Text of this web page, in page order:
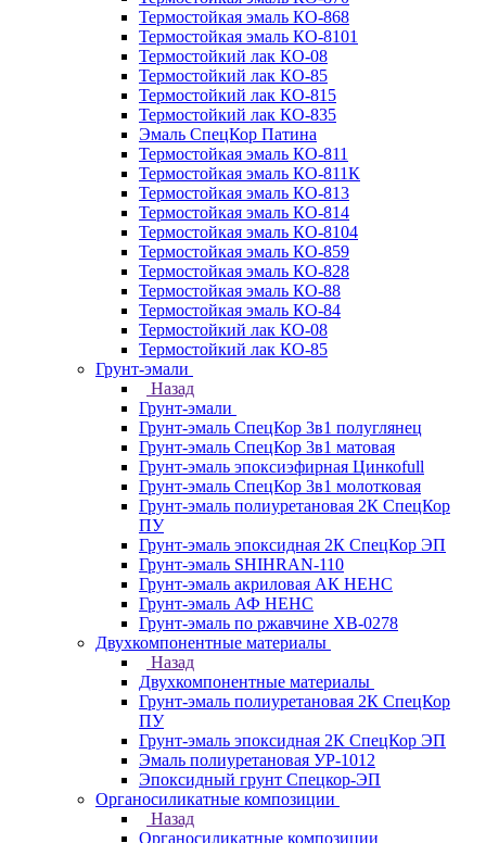
Термостойкая эмаль КО-868
Термостойкая эмаль КО-8101
Термостойкий лак КО-08
Термостойкий лак КО-85
Термостойкий лак КО-815
Термостойкий лак КО-835
Эмаль СпецКор Патина
Термостойкая эмаль КО-811
Термостойкая эмаль КО-811К
Термостойкая эмаль КО-813
Термостойкая эмаль КО-814
Термостойкая эмаль КО-8104
Термостойкая эмаль КО-859
Термостойкая эмаль КО-828
Термостойкая эмаль КО-88
Термостойкая эмаль КО-84
Термостойкий лак КО-08
Термостойкий лак КО-85
Грунт-эмали
Назад
Грунт-эмали
Грунт-эмаль СпецКор 3в1 полуглянец
Грунт-эмаль СпецКор 3в1 матовая
Грунт-эмаль эпоксиэфирная Цинкоfull
Грунт-эмаль СпецКор 3в1 молотковая
Грунт-эмаль полиуретановая 2К СпецКор
ПУ
Грунт-эмаль эпоксидная 2К СпецКор ЭП
Грунт-эмаль SHIHRAN-110
Грунт-эмаль акриловая АК НЕНС
Грунт-эмаль АФ НЕНС
Грунт-эмаль по ржавчине ХВ-0278
Двухкомпонентные материалы
Назад
Двухкомпонентные материалы
Грунт-эмаль полиуретановая 2К СпецКор
ПУ
Грунт-эмаль эпоксидная 2К СпецКор ЭП
Эмаль полиуретановая УР-1012
Эпоксидный грунт Спецкор-ЭП
Органосиликатные композиции
Назад
Органосиликатные композиции